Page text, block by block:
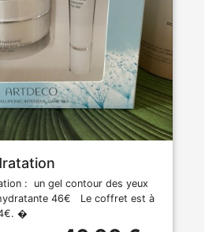
: un gel contour des yeux
46€ Le coffret est à
�